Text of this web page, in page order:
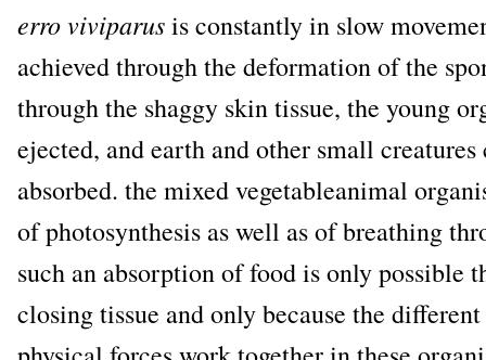
erro vivipa­rusis con­stant­ly in slow
achie­ved through the defor­ma­ti­on of the
through the shag­gy skin tis­sue, the young
ejec­ted, and earth and other small
absor­bed. the mixed vege­ta­ble­ani­mal
of pho­to­syn­the­sis as well as of breathing
such an absorp­ti­on of food is only pos­si­ble
clo­sing tis­sue and only becau­se the